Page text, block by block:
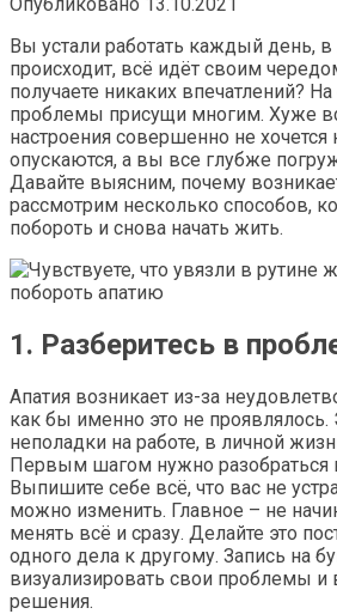
Вы устали работать каждый день,
происходит, всё идёт своим
получаете никаких впечатлений?
проблемы присущи многим. Хуже
настроения совершенно не хочется
опускаются, а вы все глубже
Давайте выясним, почему
рассмотрим несколько способов,
побороть и снова начать жить.
1. Разберитесь в
Апатия возникает из-за
как бы именно это не проявлялось.
неполадки на работе, в личной
Первым шагом нужно разобраться
Выпишите себе всё, что вас не
можно изменить. Главное – не
менять всё и сразу. Делайте это
одного дела к другому. Запись на
визуализировать свои проблемы и
решения.